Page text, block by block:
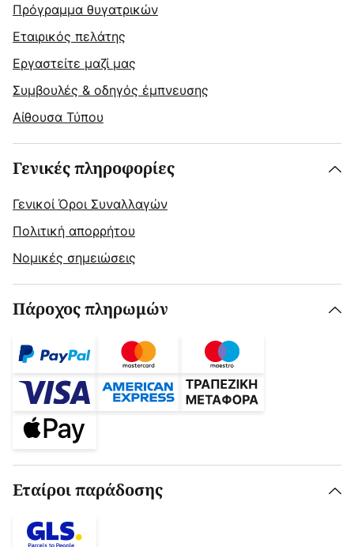
Πρόγραμμα θυγατρικών
Εταιρικός πελάτης
Εργαστείτε μαζί μας
Συμβουλές & οδηγός έμπνευσης
Αίθουσα Τύπου
Γενικές πληροφορίες
Γενικοί Όροι Συναλλαγών
Πολιτική απορρήτου
Νομικές σημειώσεις
Πάροχος πληρωμών
Εταίροι παράδοσης